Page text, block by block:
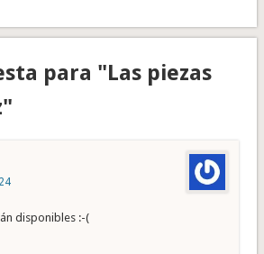
para "Las piezas
disponibles :-(